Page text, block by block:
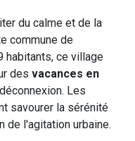
du calme et de la
commune de
habitants, ce village
des vacances en
Les
savourer la sérénité
de l'agitation urbaine.